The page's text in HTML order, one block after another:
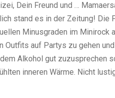
Dein Freund und …
stand es in der Zeitung! Die
Minusgraden im Minirock
Outfits auf Partys zu gehen
Alkohol gut zuzusprechen
inneren Wärme. Nicht